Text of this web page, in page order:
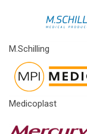
M.Schilling
Medicoplast